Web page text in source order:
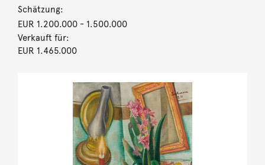
Schätzung:
EUR 1.200.000- 1.500.000
Verkauft für:
EUR 1.465.000